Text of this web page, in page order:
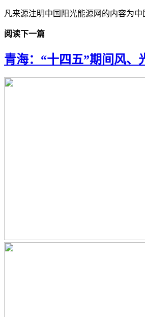
凡来源注明中国阳光能源网的内容为
阅读下一篇
青海：“十四五”期间风、